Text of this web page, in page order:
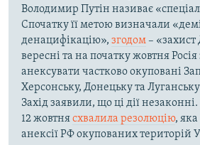
Володимир Путін називає
Спочатку її метою визначали
денацифікацію», згодом– «захист
вересні та на початку жовтня
анексувати частково окуповані
Херсонську, Донецьку та Луганську
Захід заявили, що ці дії
12 жовтнясхвалила резолюцію, яка
анексії РФ окупованих територій